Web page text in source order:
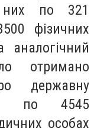
них по 321
фізичних
аналогічний
отримано
державну
по 4545
особах